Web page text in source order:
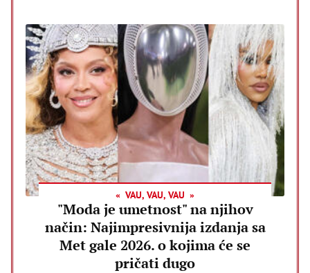
VAU, VAU, VAU
"Moda je umetnost" na njihov
način: Najimpresivnija izdanja sa
Met gale 2026. o kojima će se
pričati dugo